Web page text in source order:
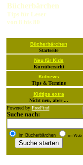
Bücherbärchen
Tips für Leser
von 8 bis 80
Bücherbärchen
Startseite
Neu für Kids
Kurzübersicht
Kidnews
Tips & Termine
Kidtips extra
Nicht neu, aber ...
Powered by FreeFind
Suche nach:
im Bücherbärchen im Web